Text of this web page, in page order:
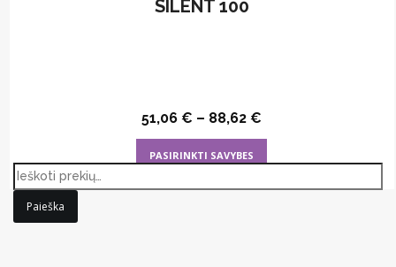
SILENT 100
51,06 € – 88,62 €
PASIRINKTI SAVYBES
has
Paieška